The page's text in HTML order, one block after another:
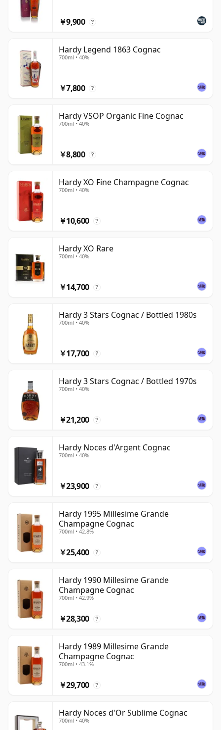
り、ベネディクトとソフィー・ハーディが長年にわたって
現代のハウスと関わっています。伝統と洗練のバランスを
トリングまでを提供しています。
￥9,900 ?
Hardy Legend 1863 Cognac
700ml • 40%
￥7,800 ?
Hardy VSOP Organic Fine Cognac
700ml • 40%
￥8,800 ?
Hardy XO Fine Champagne Cognac
700ml • 40%
￥10,600 ?
Hardy XO Rare
700ml • 40%
￥14,700 ?
Hardy 3 Stars Cognac / Bottled 1980s
700ml • 40%
￥17,700 ?
Hardy 3 Stars Cognac / Bottled 1970s
700ml • 40%
￥21,200 ?
Hardy Noces d'Argent Cognac
700ml • 40%
￥23,900 ?
Hardy 1995 Millesime Grande
Champagne Cognac
700ml • 42.8%
￥25,400 ?
Hardy 1990 Millesime Grande
Champagne Cognac
700ml • 42.9%
￥28,300 ?
Hardy 1989 Millesime Grande
Champagne Cognac
700ml • 43.1%
￥29,700 ?
Hardy Noces d'Or Sublime Cognac
700ml • 40%